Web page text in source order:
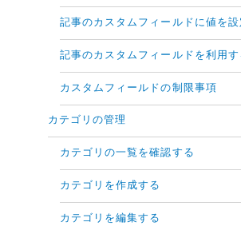
記事のカスタムフィールドに値を設
記事のカスタムフィールドを利用す
カスタムフィールドの制限事項
カテゴリの管理
カテゴリの一覧を確認する
カテゴリを作成する
カテゴリを編集する